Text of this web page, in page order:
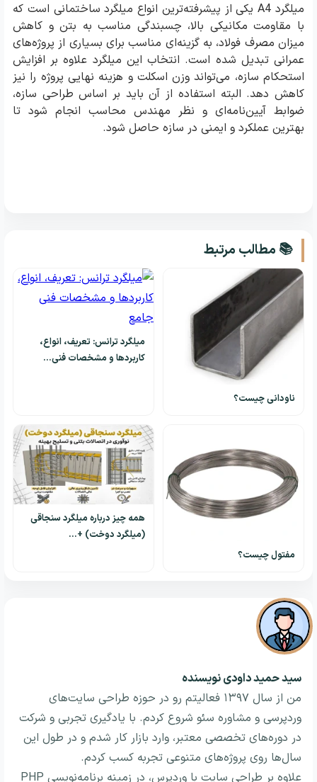
میلگرد A4 یکی از پیشرفته‌ترین انواع میلگرد ساختمانی است که
با مقاومت مکانیکی بالا، چسبندگی مناسب به بتن و کاهش
میزان مصرف فولاد، به گزینه‌ای مناسب برای بسیاری از پروژه‌های
عمرانی تبدیل شده است. انتخاب این میلگرد علاوه بر افزایش
استحکام سازه، می‌تواند وزن اسکلت و هزینه نهایی پروژه را نیز
کاهش دهد. البته استفاده از آن باید بر اساس طراحی سازه،
ضوابط آیین‌نامه‌ای و نظر مهندس محاسب انجام شود تا
بهترین عملکرد و ایمنی در سازه حاصل شود.
📚 مطالب مرتبط
ناودانی چیست؟
میلگرد ترانس: تعریف، انواع،
کاربردها و مشخصات فنی…
مفتول چیست؟
همه چیز درباره میلگرد سنجاقی
(میلگرد دوخت) +…
سید حمید داودینویسنده
من از سال ۱۳۹۷ فعالیتم رو در حوزه طراحی سایت‌های
وردپرسی و مشاوره سئو شروع کردم. با یادگیری تجربی و شرکت
در دوره‌های تخصصی معتبر، وارد بازار کار شدم و در طول این
سال‌ها روی پروژه‌های متنوعی تجربه کسب کردم.
علاوه بر طراحی سایت با وردپرس، در زمینه برنامه‌نویسی PHP